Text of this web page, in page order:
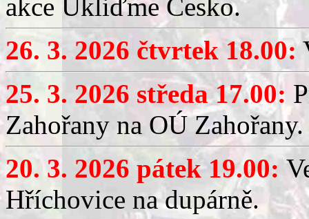
akce Ukliďme Česko.
26. 3. 2026 čtvrtek 18.00:
25. 3. 2026 středa 17.00:
Zahořany na OÚ Zahořany.
20. 3. 2026 pátek 19.00:
Hříchovice na dupárně.